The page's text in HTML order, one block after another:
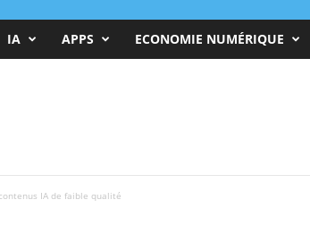
IA APPS ECONOMIE NUMÉRIQUE
IA de faible qualité